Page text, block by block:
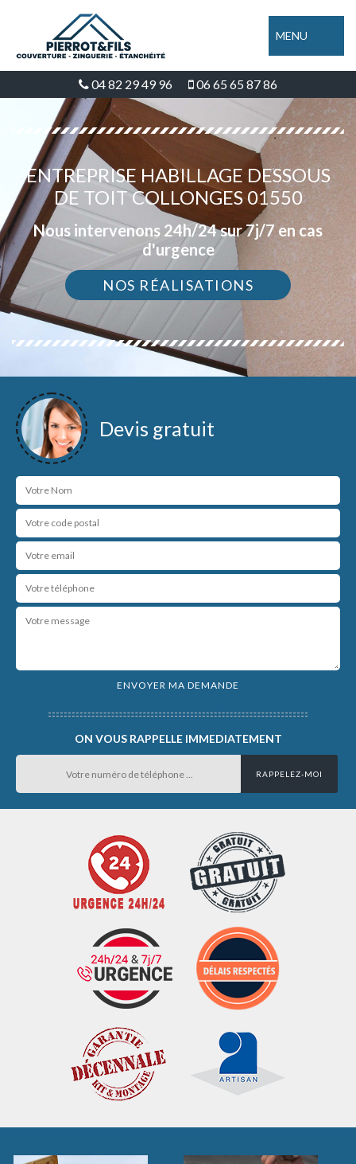
MENU
04 82 29 49 96 06 65 65 87 86
ENTREPRISE HABILLAGE DESSOUS
DE TOIT COLLONGES 01550
Nous intervenons 24h/24 sur 7j/7 en cas
d'urgence
NOS RÉALISATIONS
Devis gratuit
ON VOUS RAPPELLE IMMEDIATEMENT